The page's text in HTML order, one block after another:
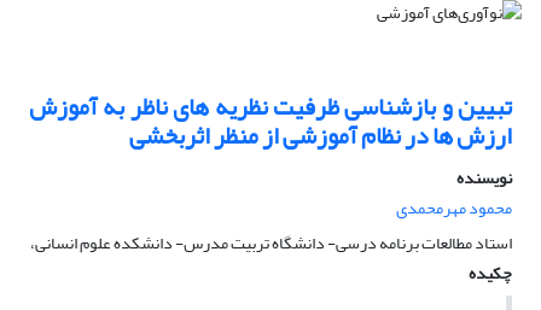
تبیین و بازشناسی ظرفیت نظریه های ناظر به آموزش
ارزش ها در نظام آموزشی از منظر اثربخشی
نویسنده
محمود مهرمحمدی
استاد مطالعات برنامه درسی- دانشگاه تربیت مدرس- دانشکده علوم انسانی،
چکیده